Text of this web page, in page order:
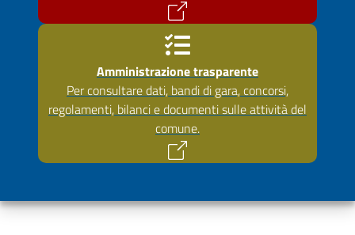
Amministrazione trasparente
Per consultare dati, bandi di gara, concorsi,
regolamenti, bilanci e documenti sulle attività del
comune.